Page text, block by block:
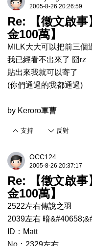
2005-8-26 20:26:59
Re: 【徵文啟
金100萬】
MILK大大可以把前三個
我已經看不出來了 囧rz
貼出來我就可以寄了
(你們通過的我都通過)
by Keroro軍曹
支持 反對
OCC124
2005-8-26 20:37:17
Re: 【徵文啟
金100萬】
2522左右傳說之羽
2039左右 暗
ID：Matt
No：2329左右